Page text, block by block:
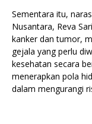
Sementara itu,
Nusantara, Reva
kanker dan tumor,
gejala yang perlu
kesehatan secara
menerapkan pola
dalam mengurangi